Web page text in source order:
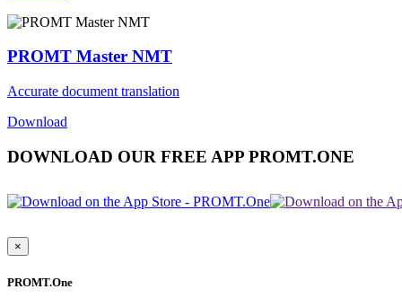
PROMT Master NMT
Accurate document translation
Download
DOWNLOAD OUR FREE APP PROMT.ONE
×
PROMT.One